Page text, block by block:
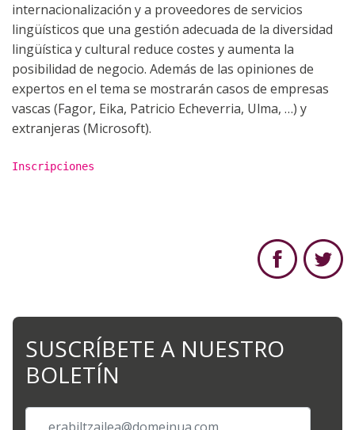
internacionalización y a proveedores de servicios
lingüísticos que una gestión adecuada de la diversidad
lingüística y cultural reduce costes y aumenta la
posibilidad de negocio. Además de las opiniones de
expertos en el tema se mostrarán casos de empresas
vascas (Fagor, Eika, Patricio Echeverria, Ulma, …) y
extranjeras (Microsoft).
Inscripciones
SUSCRÍBETE A NUESTRO
BOLETÍN